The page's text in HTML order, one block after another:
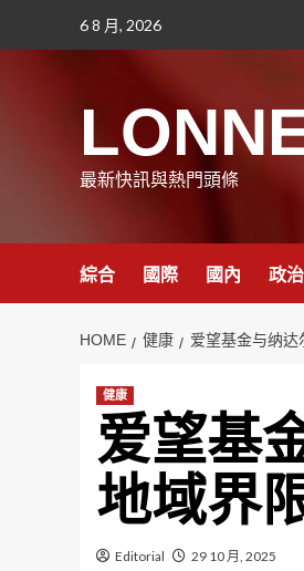
6 8 月, 2026
最新快訊與熱門頭條
綜合 國際 國內 政治
HOME 健康 爱望基金与纳
健康
爱望基
地域界
Editorial 29 10 月, 2025